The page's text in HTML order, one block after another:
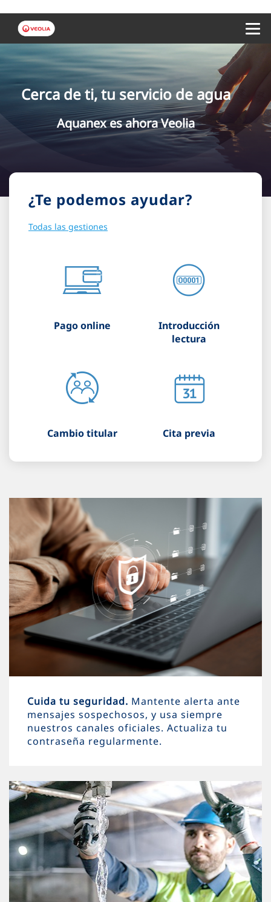
Cerca de ti, tu servicio de agua
Aquanex es ahora Veolia
¿Te podemos ayudar?
Todas las gestiones
Pago online
Introducción
lectura
Cambio titular Cita previa
Cuida tu seguridad. Mantente alerta ante
mensajes sospechosos, y usa siempre
nuestros canales oficiales. Actualiza tu
contraseña regularmente.